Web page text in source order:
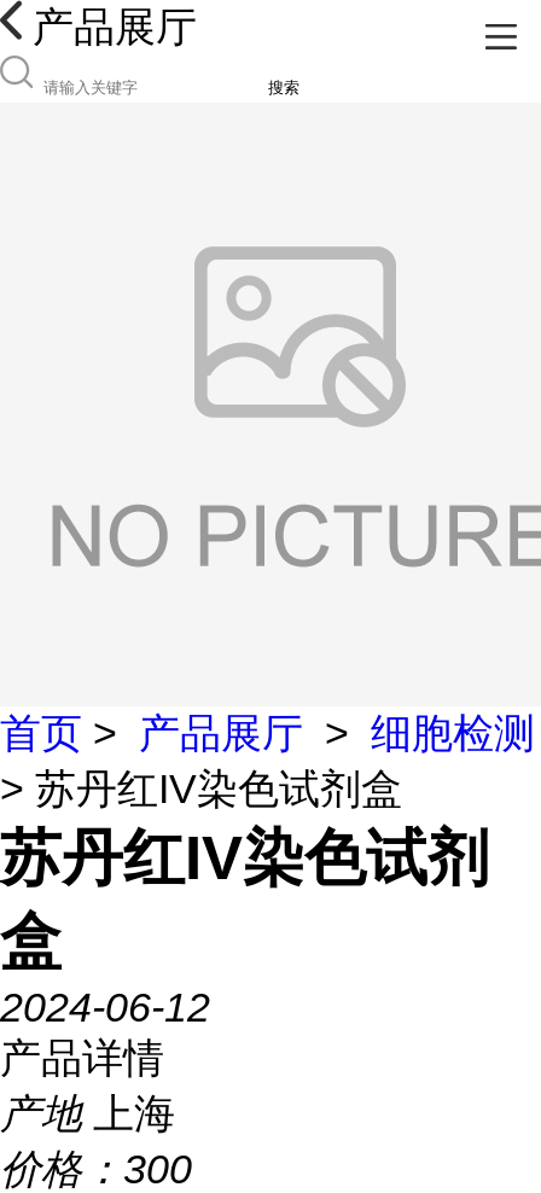
产品展厅
搜索
首页 > 产品展厅 > 细胞检测
> 苏丹红IV染色试剂盒
苏丹红IV染色试剂
盒
2024-06-12
产品详情
产地
上海
价格： 300